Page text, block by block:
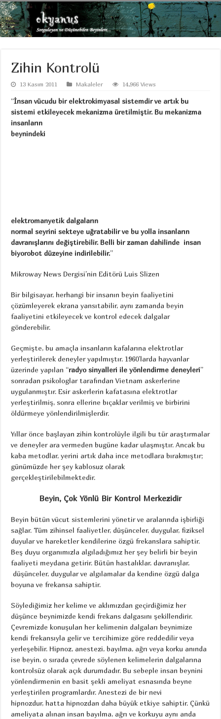
Zihin Kontrolü
13 Kasım 2011 Makaleler 14,966 Views
“İnsan vücudu bir elektrokimyasal sistemdir ve artık bu
sistemi etkileyecek mekanizma üretilmiştir. Bu mekanizma
insanların
beynindeki
elektromanyetik dalgaların
normal seyrini sekteye uğratabilir ve bu yolla insanların
davranışlarını değiştirebilir. Belli bir zaman dahilinde insan
biyorobot düzeyine indirilebilir.”
Mikroway News Dergisi’nin Editörü Luis Slizen
Bir bilgisayar, herhangi bir insanın beyin faaliyetini
çözümleyerek ekrana yansıtabilir, aynı zamanda beyin
faaliyetini etkileyecek ve kontrol edecek dalgalar
gönderebilir.
Geçmişte, bu amaçla insanların kafalarına elektrotlar
yerleştirilerek deneyler yapılmıştır. 1960’larda hayvanlar
üzerinde yapılan “radyo sinyalleri ile yönlendirme deneyleri”
sonradan psikologlar tarafından Vietnam askerlerine
uygulanmıştır. Esir askerlerin kafatasına elektrotlar
yerleştirilmiş, sonra ellerine bıçaklar verilmiş ve birbirini
öldürmeye yönlendirilmişlerdir.
Yıllar önce başlayan zihin kontrolüyle ilgili bu tür araştırmalar
ve deneyler ara vermeden bugüne kadar ulaşmıştır. Ancak bu
kaba metodlar, yerini artık daha ince metodlara bırakmıştır;
günümüzde her şey kablosuz olarak
gerçekleştirilebilmektedir.
Beyin, Çok Yönlü Bir Kontrol Merkezidir
Beyin bütün vücut sistemlerini yönetir ve aralarında işbirliği
sağlar. Tüm zihinsel faaliyetler, düşünceler, duygular, fiziksel
duyular ve hareketler kendilerine özgü frekanslara sahiptir.
Beş duyu organımızla algıladığımız her şey belirli bir beyin
faaliyeti meydana getirir. Bütün hastalıklar, davranışlar,
düşünceler, duygular ve algılamalar da kendine özgü dalga
boyuna ve frekansa sahiptir.
Söylediğimiz her kelime ve aklımızdan geçirdiğimiz her
düşünce beynimizde kendi frekans dalgasını şekillendirir.
Çevremizde konuşulan her kelimenin dalgaları beynimize
kendi frekansıyla gelir ve tercihimize göre reddedilir veya
yerleşebilir. Hipnoz, anestezi, bayılma, ağrı veya korku anında
ise beyin, o sırada çevrede söylenen kelimelerin dalgalarına
kontrolsüz olarak açık durumdadır. Bu sebeple insan beynini
yönlendirmenin en basit şekli ameliyat esnasında beyne
yerleştirilen programlardır. Anestezi de bir nevi
hipnozdur, hatta hipnozdan daha büyük etkiye sahiptir. Çünkü
ameliyata alınan insan bayılma, ağrı ve korkuyu aynı anda